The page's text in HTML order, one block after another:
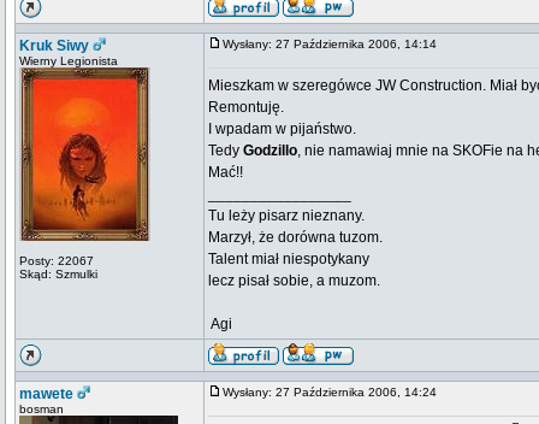
Kruk Siwy
Wierny Legionista
Posty: 22067
Skąd: Szmulki
Wysłany: 27 Października 2006, 14:14
Mieszkam w szeregówce JW Construction. Miał
Remontuję.
I wpadam w pijaństwo.
Tedy Godzillo, nie namawiaj mnie na SKOFie na
Mać!!
Tu leży pisarz nieznany.
Marzył, że dorówna tuzom.
Talent miał niespotykany
lecz pisał sobie, a muzom.
 Agi
mawete
bosman
Wysłany: 27 Października 2006, 14:24